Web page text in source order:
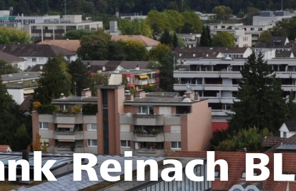
Reinach BL